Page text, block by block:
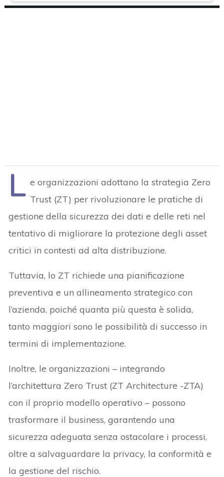
L e organizzazioni adottano la strategia Zero
Trust (ZT) per rivoluzionare le pratiche di
gestione della sicurezza dei dati e delle reti nel
tentativo di migliorare la protezione degli asset
critici in contesti ad alta distribuzione.
Tuttavia, lo ZT richiede una pianificazione
preventiva e un allineamento strategico con
l’azienda, poiché quanta più questa è solida,
tanto maggiori sono le possibilità di successo in
termini di implementazione.
Inoltre, le organizzazioni – integrando
l’architettura Zero Trust (ZT Architecture -ZTA)
con il proprio modello operativo – possono
trasformare il business, garantendo una
sicurezza adeguata senza ostacolare i processi,
oltre a salvaguardare la privacy, la conformità e
la gestione del rischio.